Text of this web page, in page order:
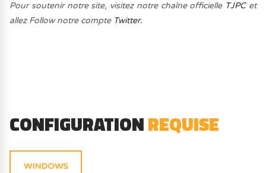
Pour soutenir notre site, visitez notre chaîne officielle TJPCet
allez Follow notre compte Twitter.
CONFIGURATIONREQUISE
WINDOWS